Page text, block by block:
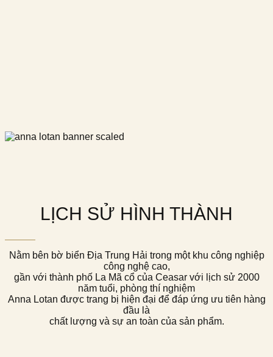
LỊCH SỬ HÌNH THÀNH
Nằm bên bờ biển Địa Trung Hải trong một khu công nghiệp
công nghệ cao,
gần với thành phố La Mã cổ của Ceasar với lịch sử 2000
năm tuổi, phòng thí nghiệm
Anna Lotan được trang bị hiện đại để đáp ứng ưu tiên hàng
đầu là
chất lượng và sự an toàn của sản phẩm.